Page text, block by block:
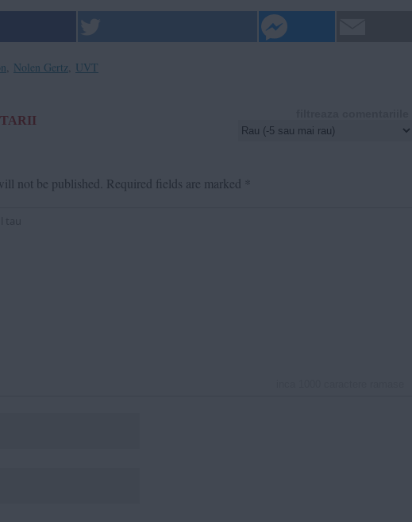
Nolen Gertz UVT
not be published. Required fields are marked *